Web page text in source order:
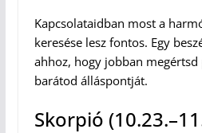
Kapcsolataidban most a
keresése lesz fontos. Egy
ahhoz, hogy jobban
barátod álláspontját.
Skorpió